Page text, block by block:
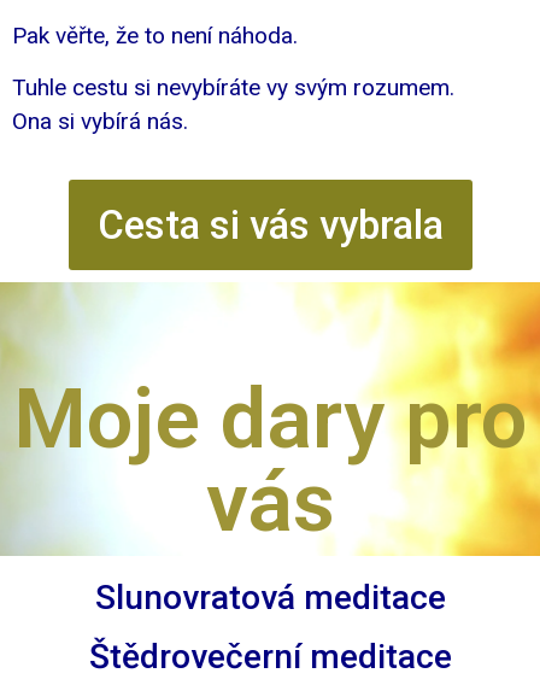
Pak věřte, že to není náhoda.
Tuhle cestu si nevybíráte vy svým rozumem.
Ona si vybírá nás.
Cesta si vás vybrala
Moje dary pro
vás
Slunovratová meditace
Štědrovečerní meditace